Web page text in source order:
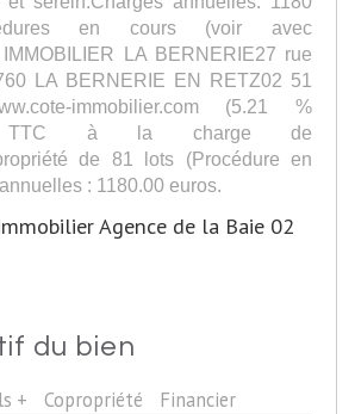
en cours (voir avec
LA BERNERIE27 rue
LA BERNERIE EN RETZ02 51
immobilier.com (5.21 %
TTC à la charge de
de 81 lots (Procédure en
: 1180.00 euros.
Agence de la Baie 02
du bien
+ Copropriété Financier